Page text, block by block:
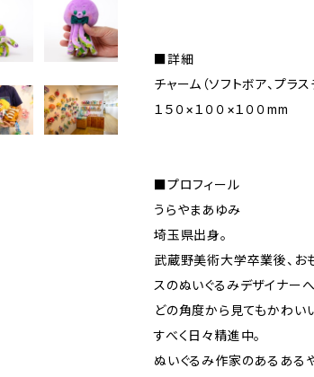
■詳細
チャーム（ソフトボア、プラス
１５０×１００×１００mm
■プロフィール
うらやまあゆみ
埼玉県出身。
武蔵野美術大学卒業後、お
スのぬいぐるみデザイナーへ
どの角度から見てもかわい
すべく日々精進中。
ぬいぐるみ作家のあるある